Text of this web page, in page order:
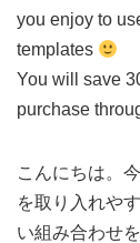
you enjoy to
templates
You will save
purchase
こんにちは。
を取り入れや
い組み合わせ